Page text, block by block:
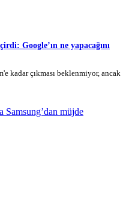
Google’ın ne yapacağını
kadar çıkması beklenmiyor, ancak